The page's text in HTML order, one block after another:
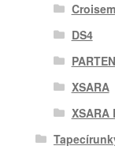
DS4
XSARA
XSARA